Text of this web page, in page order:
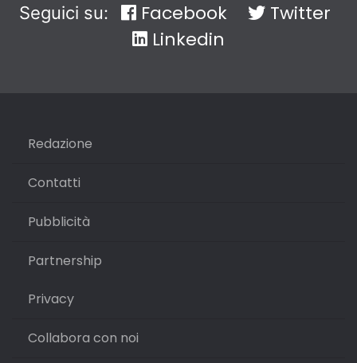
Seguici su: Facebook
Twitter
Linkedin
Redazione
Contatti
Pubblicità
Partnership
Privacy
Collabora con noi